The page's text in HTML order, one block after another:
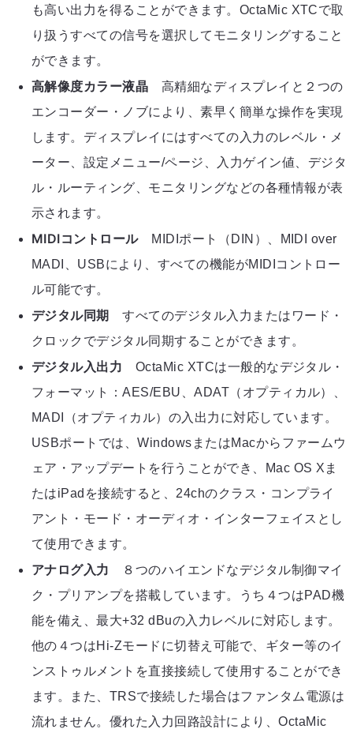
も高い出力を得ることができます。OctaMic XTCで取
り扱うすべての信号を選択してモニタリングすること
ができます。
高解像度カラー液晶 高精細なディスプレイと２つの
エンコーダー・ノブにより、素早く簡単な操作を実現
します。ディスプレイにはすべての入力のレベル・メ
ーター、設定メニュー/ページ、入力ゲイン値、デジタ
ル・ルーティング、モニタリングなどの各種情報が表
示されます。
MIDIコントロールMIDIポート（DIN）、MIDI over
MADI、USBにより、すべての機能がMIDIコントロー
ル可能です。
デジタル同期 すべてのデジタル入力またはワード・
クロックでデジタル同期することができます。
デジタル入出力 OctaMic XTCは一般的なデジタル・
フォーマット：AES/EBU、ADAT（オプティカル）、
MADI（オプティカル）の入出力に対応しています。
USBポートでは、WindowsまたはMacからファームウ
ェア・アップデートを行うことができ、Mac OS Xま
たはiPadを接続すると、24chのクラス・コンプライ
アント・モード・オーディオ・インターフェイスとし
て使用できます。
アナログ入力
８つのハイエンドなデジタル制御マイ
ク・プリアンプを搭載しています。うち４つはPAD機
能を備え、最大+32 dBuの入力レベルに対応します。
他の４つはHi-Zモードに切替え可能で、ギター等のイ
ンストゥルメントを直接接続して使用することができ
ます。また、TRSで接続した場合はファンタム電源は
流れません。優れた入力回路設計により、OctaMic